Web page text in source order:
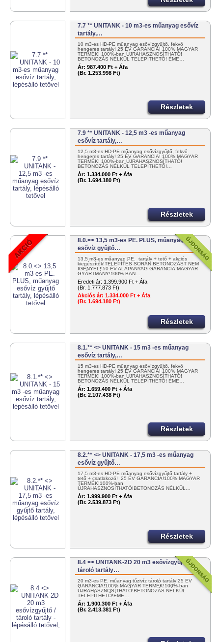
7.7 ** UNITANK - 10 m3-es műanyag esővíz
tartály,…
10 m3-es HD-PE műanyag esővízgyűjtő, fekvő
hengeres tartály! 25 ÉV GARANCIA! 100% MAGYAR
TERMÉK! 100%-ban ÚJRAHASZNOSÍTHATÓ!
BETONOZÁS NÉLKÜL TELEPÍTHETŐ! ÉME…
Ár: 987.400 Ft + Áfa
(Br. 1.253.998 Ft)
Részletek
7.9 ** UNITANK - 12,5 m3 -es műanyag
esővíz tartály,…
12,5 m3-es HD-PE műanyag esővízgyűjtő, fekvő
hengeres tartály! 25 ÉV GARANCIA! 100% MAGYAR
TERMÉK! 100%-ban ÚJRAHASZNOSÍTHATÓ!
BETONOZÁS NÉLKÜL TELEPÍTHETŐ!…
Ár: 1.334.000 Ft + Áfa
(Br. 1.694.180 Ft)
Részletek
8.0.<> 13,5 m3-es PE. PLUS, műanyag
esővíz gyűjtő…
13,5 m3-es műanyag PE. tartály + tető + akciós
kiegészítők!TELEPÍTÉS SORÁN BETONOZÁST NEM
IGÉNYEL!!50 ÉV ALAPANYAG GARANCIA!MAGYAR
GYÁRTMÁNY!100%-BAN…
Eredeti ár: 1.399.900 Ft + Áfa
(Br. 1.777.873 Ft)
Akciós ár: 1.334.000 Ft + Áfa
(Br. 1.694.180 Ft)
Részletek
8.1.** <> UNITANK - 15 m3 -es műanyag
esővíz tartály,…
15 m3-es HD-PE műanyag esővízgyűjtő, fekvő
hengeres tartály! 25 ÉV GARANCIA! 100% MAGYAR
TERMÉK! 100%-ban ÚJRAHASZNOSÍTHATÓ!
BETONOZÁS NÉLKÜL TELEPÍTHETŐ! ÉME…
Ár: 1.659.400 Ft + Áfa
(Br. 2.107.438 Ft)
Részletek
8.2.** <> UNITANK - 17,5 m3 -es műanyag
esővíz gyűjtő…
17,5 m3-es HD-PE műanyag esővízgyűjtő tartály +
tető + csatlakozó! 25 ÉV GARANCIA!100% MAGYAR
TERMÉK!100%-ban
ÚJRAHASZNOSÍTHATÓ!BETONOZÁS NÉLKÜL…
Ár: 1.999.900 Ft + Áfa
(Br. 2.539.873 Ft)
Részletek
8.4 <> UNITANK-2D 20 m3 esővízgyűjtő /
tároló tartály…
20 m3-es PE. műanyag tűzivíz tároló tartály!25 ÉV
GARANCIA!100% MAGYAR TERMÉK!100%-ban
ÚJRAHASZNOSÍTHATÓ!BETONOZÁS NÉLKÜL
TELEPÍTHETŐ!ÉME…
Ár: 1.900.300 Ft + Áfa
(Br. 2.413.381 Ft)